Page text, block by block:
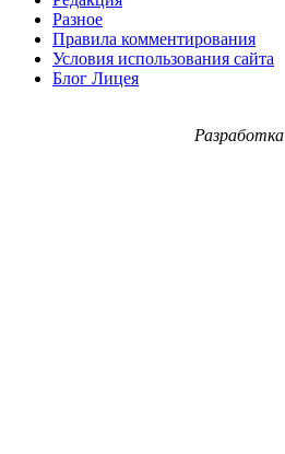
Разное
Правила комментирования
Условия использования сайта
Блог Лицея
Разработка